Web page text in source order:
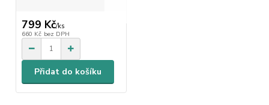
799 Kč/ks
660 Kč bez DPH
Přidat do košíku